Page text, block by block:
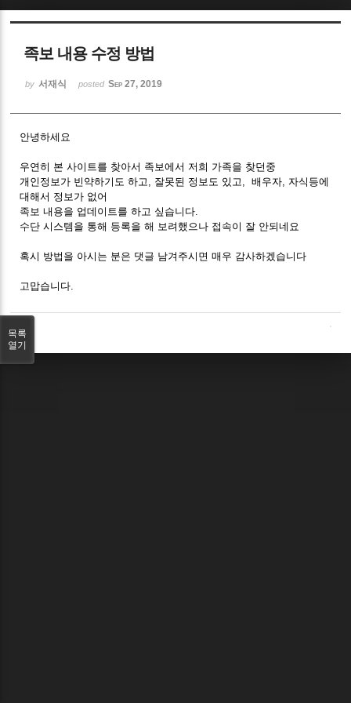
족보 내용 수정 방법
by 서재식 posted Sep 27, 2019
안녕하세요
우연히 본 사이트를 찾아서 족보에서 저희 가족을 찾던중
개인정보가 빈약하기도 하고, 잘못된 정보도 있고, 배우자, 자식등에
대해서 정보가 없어
족보 내용을 업데이트를 하고 싶습니다.
수단 시스템을 통해 등록을 해 보려했으나 접속이 잘 안되네요
혹시 방법을 아시는 분은 댓글 남겨주시면 매우 감사하겠습니다
고맙습니다.
목록
열기
Sketchbook5, 스케치북5
Sketchbook5, 스케치북5